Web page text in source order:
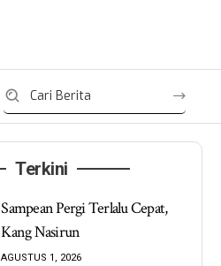
Terkini
Sampean Pergi Terlalu Cepat,
Kang Nasirun
AGUSTUS 1, 2026